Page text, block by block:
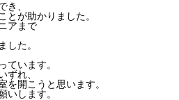
き、
とが助かりました。
アまで
した。
ています。
ずれ、
を開こうと思います。
いします。